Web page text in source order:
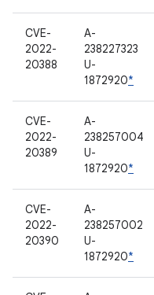
CVE-
2022-
20388
A-
238227323
U-
1872920*
CVE-
2022-
20389
A-
238257004
U-
1872920*
CVE-
2022-
20390
A-
238257002
U-
1872920*